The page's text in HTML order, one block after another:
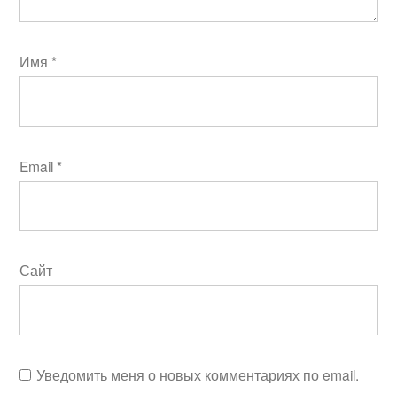
Имя *
Email *
Сайт
Уведомить меня о новых комментариях по email.